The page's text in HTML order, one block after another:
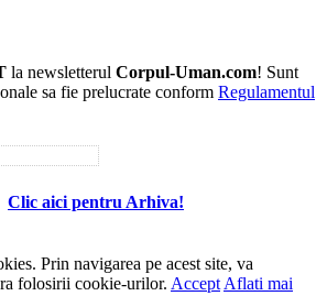
la newsletterul Corpul-Uman.com! Sunt
sa fie prelucrate conform Regulamentul
Clic aici pentru Arhiva!
Prin navigarea pe acest site, va
folosirii cookie-urilor. Accept Aflati mai